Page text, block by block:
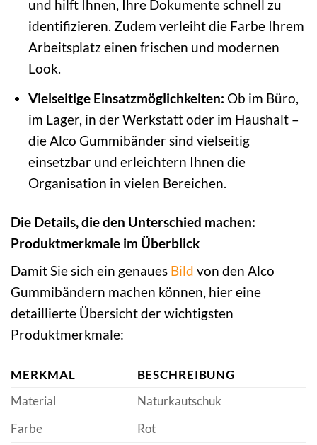
und hilft Ihnen, Ihre Dokumente schnell zu
identifizieren. Zudem verleiht die Farbe Ihrem
Arbeitsplatz einen frischen und modernen
Look.
Vielseitige Einsatzmöglichkeiten: Ob im Büro,
im Lager, in der Werkstatt oder im Haushalt –
die Alco Gummibänder sind vielseitig
einsetzbar und erleichtern Ihnen die
Organisation in vielen Bereichen.
Die Details, die den Unterschied machen:
Produktmerkmale im Überblick
Damit Sie sich ein genaues Bild von den Alco
Gummibändern machen können, hier eine
detaillierte Übersicht der wichtigsten
Produktmerkmale:
MERKMAL
BESCHREIBUNG
Material
Naturkautschuk
Farbe
Rot